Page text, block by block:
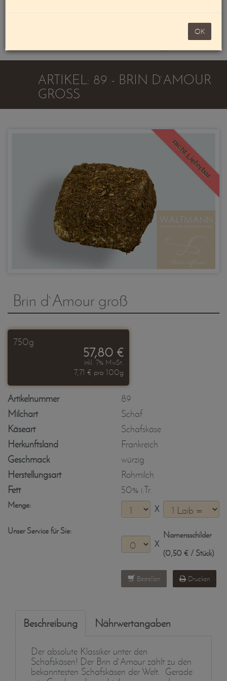
noch 100,00 €
Warenkorb
OK
ARTIKEL: 89 - BRIN D`AMOUR
GROSS
nicht Lieferbar
Brin d`Amour groß
750g
57,80 €
inkl. 7% MwSt.
7,71 € pro 100g
Artikelnummer
89
Milchart
Schaf
Käseart
Schafskäse
Herkunftsland
Frankreich
Geschmack
würzig
Herstellungsart
Rohmilch
Fett
50% i.Tr.
Menge: X
Unser Service für Sie:
X
Namensschilder
(0,50 € / Stück)
Bestellen Drucken
Beschreibung Nährwertangaben
Der absolute Klassiker unter den
Schafskäsen! Der Brin d`Amour zählt zu den
bekanntesten Schafskäsen der Welt. Gerade